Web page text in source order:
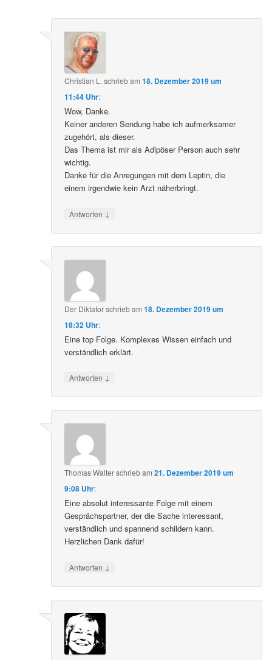
Christian L.schriebam18. Dezember 2019 um
11:44 Uhr:
Wow, Danke.
Keiner anderen Sendung habe ich aufmerksamer
zugehört, als dieser.
Das Thema ist mir als Adipöser Person auch sehr
wichtig.
Danke für die Anregungen mit dem Leptin, die
einem irgendwie kein Arzt näherbringt.
Antworten ↓
Der Diktatorschriebam18. Dezember 2019 um
18:32 Uhr:
Eine top Folge. Komplexes Wissen einfach und
verständlich erklärt.
Antworten ↓
Thomas Walterschriebam21. Dezember 2019 um
9:08 Uhr:
Eine absolut interessante Folge mit einem
Gesprächspartner, der die Sache interessant,
verständlich und spannend schildern kann.
Herzlichen Dank dafür!
Antworten ↓